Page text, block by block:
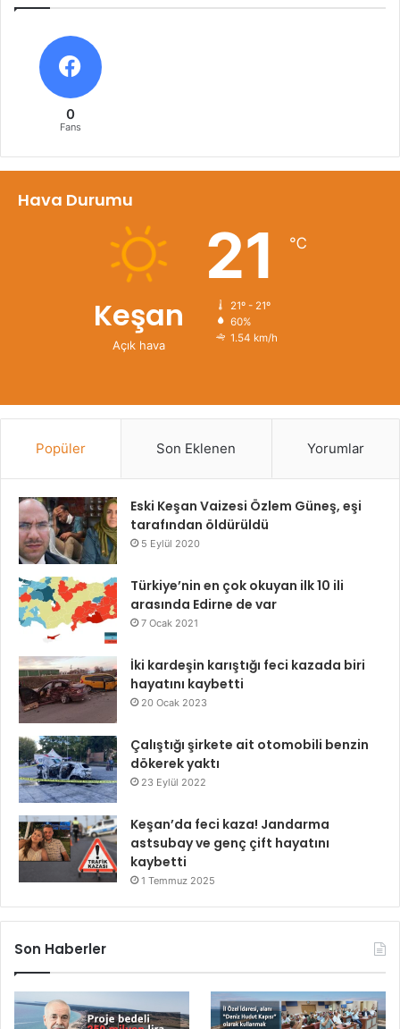
0
Fans
Hava Durumu
Keşan
Açık hava
21 ℃
21º - 21º
60%
1.54 km/h
Popüler Son Eklenen Yorumlar
Eski Keşan Vaizesi Özlem Güneş, eşi
tarafından öldürüldü
5 Eylül 2020
Türkiye’nin en çok okuyan ilk 10 ili
arasında Edirne de var
7 Ocak 2021
İki kardeşin karıştığı feci kazada biri
hayatını kaybetti
20 Ocak 2023
Çalıştığı şirkete ait otomobili benzin
dökerek yaktı
23 Eylül 2022
Keşan’da feci kaza! Jandarma
astsubay ve genç çift hayatını
kaybetti
1 Temmuz 2025
Son Haberler